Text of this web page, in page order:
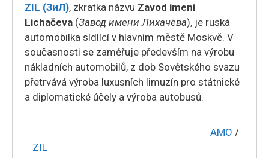
ZIL (ЗиЛ), zkratka názvu Zavod imeni
Lichačeva (Завод имени Лихачёва), je ruská
automobilka sídlící v hlavním městě Moskvě. V
současnosti se zaměřuje především na výrobu
nákladních automobilů, z dob Sovětského svazu
přetrvává výroba luxusních limuzín pro státnické
a diplomatické účely a výroba autobusů.
AMO /
ZIL